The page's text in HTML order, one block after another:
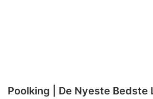
Poolking | De Nyeste Bedste